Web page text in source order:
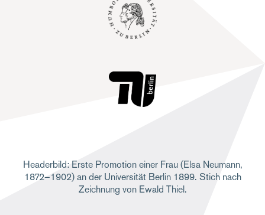
Headerbild: Erste Promotion einer Frau (Elsa Neumann,
1872–1902) an der Universität Berlin 1899. Stich nach
Zeichnung von Ewald Thiel.